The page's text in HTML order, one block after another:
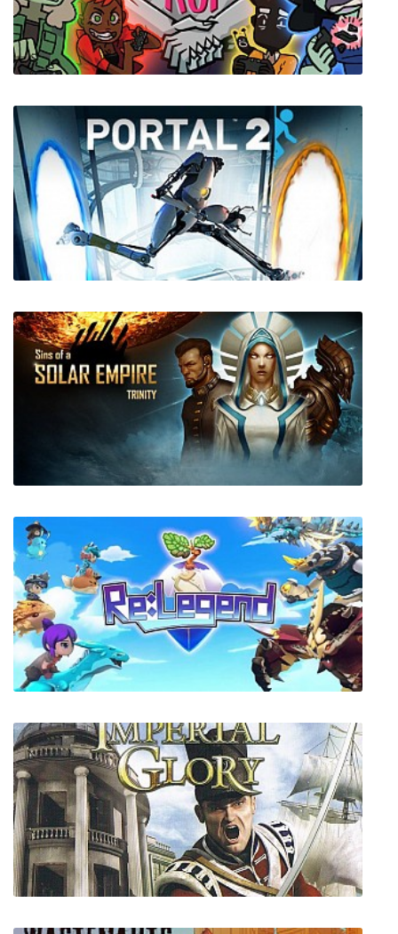
The Room VR: A Dark Matter
Monster Prom
Portal 2
Sins of a Solar Empire: Trinity
Re:Legend